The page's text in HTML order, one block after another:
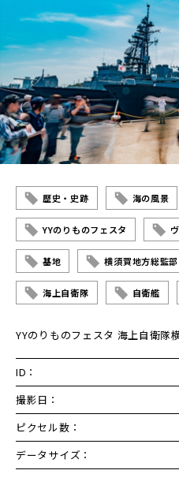
歴史・史跡 海の風景
YYのりものフェスタ
基地 横須賀地方総監部
海上自衛隊 自衛艦
YYのりものフェスタ 海上自衛隊
ID：
撮影日：
ピクセル数：
データサイズ：